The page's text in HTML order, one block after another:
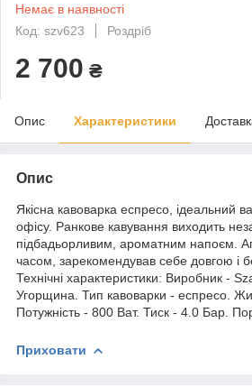
Немає в наявності
Код: szv623
Роздріб
2 700 ₴
Опис Характеристики
Опис
Якісна кавоварка еспресо, ідеальний
офісу. Ранкове кавування виходить
підбадьорливим, ароматним напоєм.
часом, зарекомендував себе довгою і
Технічні характеристики: Виробник -
Угорщина. Тип кавоварки - еспресо.
Потужність - 800 Ват. Тиск - 4.0 Бар.
Приховати